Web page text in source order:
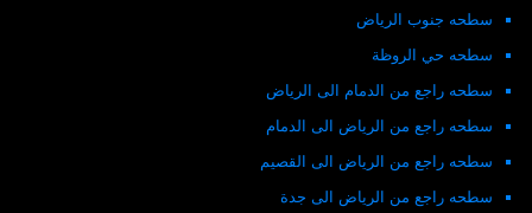
سطحه جنوب الرياض
سطحه حي الروظة
سطحه راجع من الدمام الى الرياض
سطحه راجع من الرياض الى الدمام
سطحه راجع من الرياض الى القصيم
سطحه راجع من الرياض الى جدة